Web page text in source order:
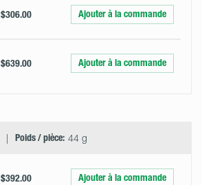
$306.00 Ajouter à la commande
$639.00 Ajouter à la commande
Poids / pièce: 44 g
$392.00 Ajouter à la commande